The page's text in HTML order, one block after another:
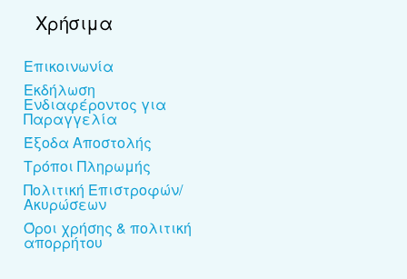
Χρήσιμα
Επικοινωνία
Εκδήλωση
Ενδιαφέροντος για
Παραγγελία
Έξοδα Αποστολής
Τρόποι Πληρωμής
Πολιτική Επιστροφών/
Ακυρώσεων
Όροι χρήσης & πολιτική
απορρήτου